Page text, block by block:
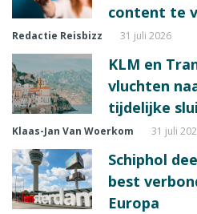
content te
Redactie Reisbizz 31 juli 2026
KLM en
vluchten
tijdelijke
Klaas-Jan Van Woerkom 31 juli
Schiphol
best
Europa